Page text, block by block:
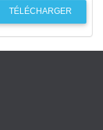
TÉLÉCHARGER